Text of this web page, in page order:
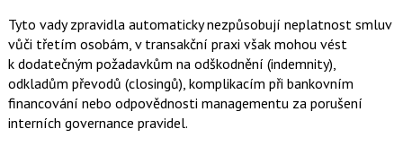
Tyto vady zpravidla automaticky nezpůsobují neplatnost smluv
vůči třetím osobám, v transakční praxi však mohou vést
k dodatečným požadavkům na odškodnění (indemnity),
odkladům převodů (closingů), komplikacím při bankovním
financování nebo odpovědnosti managementu za porušení
interních governance pravidel.